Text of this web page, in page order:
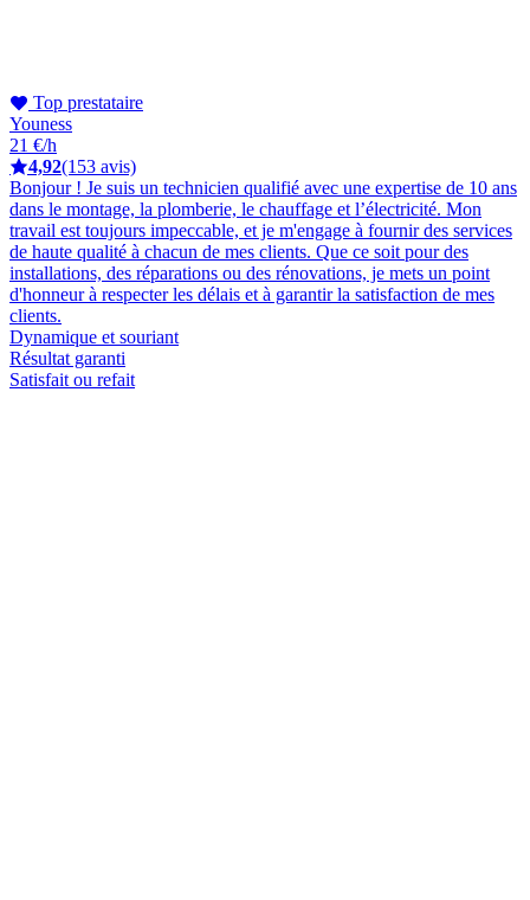
Top prestataire
Youness
21 €/h
4,92(153 avis)
Bonjour ! Je suis un technicien qualifié avec une expertise de 10 ans
dans le montage, la plomberie, le chauffage et l’électricité. Mon
travail est toujours impeccable, et je m'engage à fournir des services
de haute qualité à chacun de mes clients. Que ce soit pour des
installations, des réparations ou des rénovations, je mets un point
d'honneur à respecter les délais et à garantir la satisfaction de mes
clients.
Dynamique et souriant
Résultat garanti
Satisfait ou refait